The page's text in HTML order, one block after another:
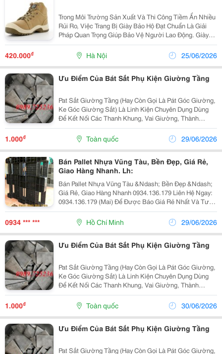
Trong Môi Trường Sản Xuất Và Thi Công Tiềm Ẩn Nhiều
Rủi Ro, Việc Trang Bị Giày Bảo Hộ Đạt Chuẩn Là Giải
Pháp Quan Trọng Giúp Bảo Vệ Người Lao Động. Giày
Bảo Hộ Jogger Đang Được Nhiều Doanh Nghiệp Lựa
Chọn Nhờ Khả Năng Bảo Vệ Vượt Trội Với Kết Cấu...
420.000₫ Hà Nội 25/06/2026
Ưu Điểm Của Bát Sắt Phụ Kiện Giường Tầng
Pat Sắt Giường Tầng (Hay Còn Gọi Là Pát Góc Giường,
Ke Góc Giường Sắt) Là Linh Kiện Chuyên Dụng Dùng
Để Kết Nối Các Thanh Khung, Vai Giường, Thành
Giường Và Thang Giường Lại Với Nhau. Chất Liệu: Sắp
Dập Cao Cấp, Mạ Kẽm Hoặc Sơn Tĩnh Điện Chống...
1.000₫ Toàn quốc 29/06/2026
Bán Pallet Nhựa Vũng Tàu, Bền Đẹp, Giá Rẻ,
Giao Hàng Nhanh. Lh:
Bán Pallet Nhựa Vũng Tàu &Ndash; Bền Đẹp &Ndash;
Giá Rẻ, Giao Hàng Nhanh 0934.136.179 Liên Hệ Ngay:
0934.136.179 (Mai) Để Được Báo Giá Rẻ Nhất Và Tư
Vấn Dòng Pallet Phù Hợp! ✅ Ưu Điểm Của Pallet Nhựa
Chịu Tải Tốt, Độ Bền Cao, Sử Dụng Lâu Dài....
0934 *** *** Hồ Chí Minh 29/06/2026
Ưu Điểm Của Bát Sắt Phụ Kiện Giường Tầng
Pat Sắt Giường Tầng (Hay Còn Gọi Là Pát Góc Giường,
Ke Góc Giường Sắt) Là Linh Kiện Chuyên Dụng Dùng
Để Kết Nối Các Thanh Khung, Vai Giường, Thành
Giường Và Thang Giường Lại Với Nhau. Chất Liệu: Sắp
Dập Cao Cấp, Mạ Kẽm Hoặc Sơn Tĩnh Điện Chống...
1.000₫ Toàn quốc 30/06/2026
Ưu Điểm Của Bát Sắt Phụ Kiện Giường Tầng
Pat Sắt Giường Tầng (Hay Còn Gọi Là Pát Góc Giường,